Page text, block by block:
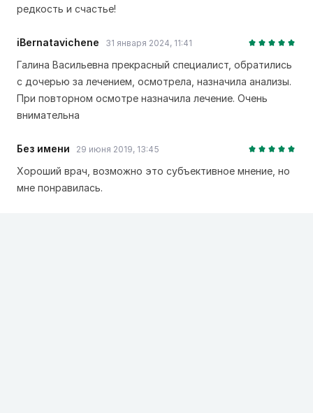
редкость и счастье!
iBernatavichene 31 января 2024, 11:41
Галина Васильевна прекрасный специалист, обратились
с дочерью за лечением, осмотрела, назначила анализы.
При повторном осмотре назначила лечение. Очень
внимательна
Без имени 29 июня 2019, 13:45
Хороший врач, возможно это субъективное мнение, но
мне понравилась.